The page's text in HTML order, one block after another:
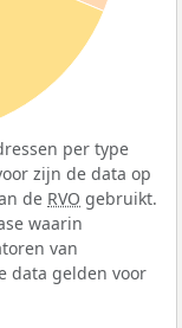
per type
zijn de data op
de RVO gebruikt.
waarin
van
data gelden voor